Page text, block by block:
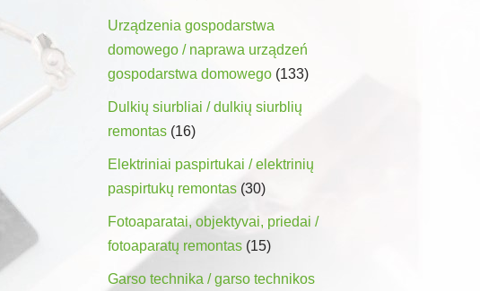
Urządzenia gospodarstwa
domowego / naprawa urządzeń
gospodarstwa domowego (133)
Dulkių siurbliai / dulkių siurblių
remontas (16)
Elektriniai paspirtukai / elektrinių
paspirtukų remontas (30)
Fotoaparatai, objektyvai, priedai /
fotoaparatų remontas (15)
Garso technika / garso technikos